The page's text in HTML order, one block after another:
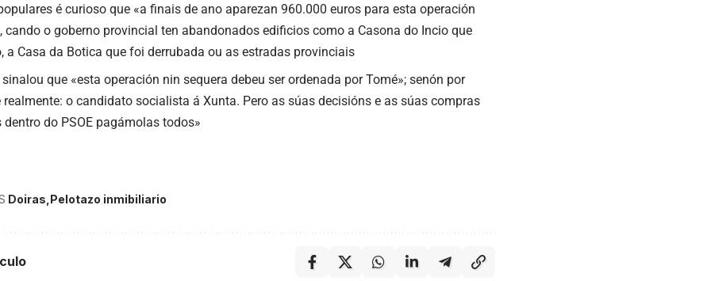
é curioso que «a finais de ano aparezan 960.000 euros para esta operación
cando o goberno provincial ten abandonados edificios como a Casona do Incio que
a Casa da Botica que foi derrubada ou as estradas provinciais
que «esta operación nin sequera debeu ser ordenada por Tomé»; senón por
realmente: o candidato socialista á Xunta. Pero as súas decisións e as súas compras
dentro do PSOE pagámolas todos»
Doiras Pelotazo inmibiliario